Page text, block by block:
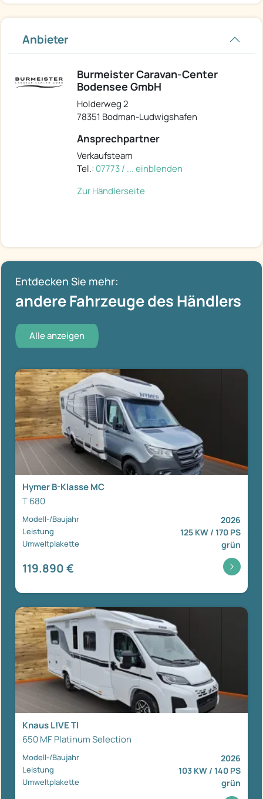
Anbieter
Burmeister Caravan-Center
Bodensee GmbH
Holderweg 2
78351 Bodman-Ludwigshafen
Ansprechpartner
Verkaufsteam
Tel.: 07773 / ... einblenden
Zur Händlerseite
Entdecken Sie mehr:
andere Fahrzeuge des Händlers
Alle anzeigen
Hymer B-Klasse MC
T 680
Modell-/Baujahr 2026
Leistung 125 KW / 170 PS
Umweltplakette grün
119.890 €
Knaus L!VE TI
650 MF Platinum Selection
Modell-/Baujahr 2026
Leistung 103 KW / 140 PS
Umweltplakette grün